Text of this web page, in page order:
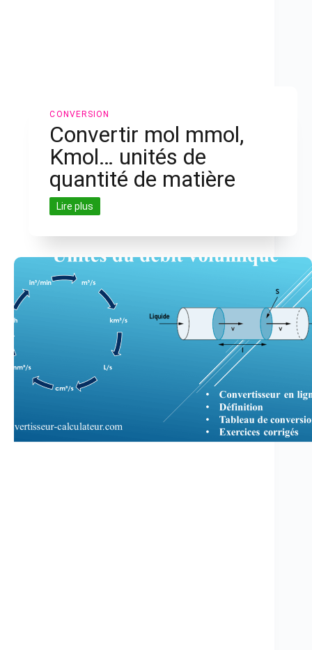
CONVERSION
Convertir mol mmol,
Kmol… unités de
quantité de matière
Lire plus